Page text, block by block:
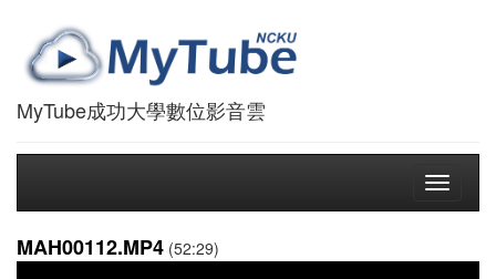
MyTube成功大學數位影音雲
Toggle
MAH00112.MP4 (52:29)